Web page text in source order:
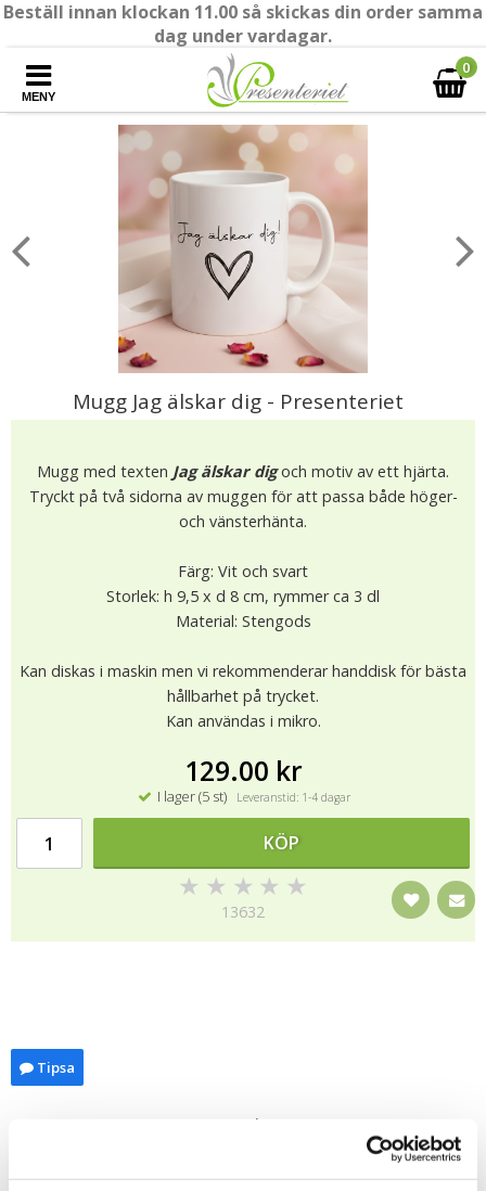
Beställ innan klockan 11.00 så skickas din order samma
dag under vardagar.
MENY
0
Mugg Jag älskar dig - Presenteriet
Mugg med texten Jag älskar digoch motiv av ett hjärta.
Tryckt på två sidorna av muggen för att passa både höger-
och vänsterhänta.
Färg: Vit och svart
Storlek: h 9,5 x d 8 cm, rymmer ca 3 dl
Material: Stengods
Kan diskas i maskin men vi rekommenderar handdisk för bästa
hållbarhet på trycket.
Kan användas i mikro.
129.00 kr
I lager (5 st) Leveranstid: 1-4 dagar
KÖP
★ ★ ★ ★ ★
13632
Tipsa
Upptäck mer